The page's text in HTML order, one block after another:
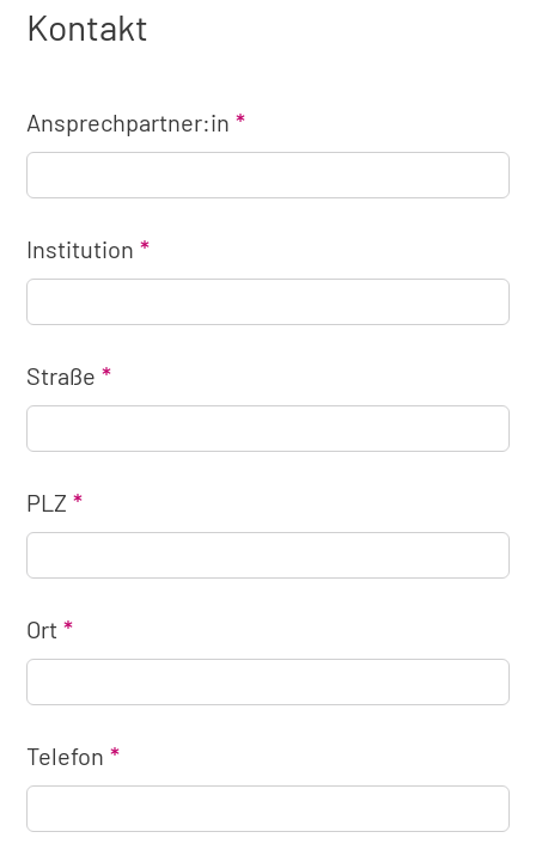
Kontakt
Ansprechpartner:in
Institution
Straße
PLZ
Ort
Telefon